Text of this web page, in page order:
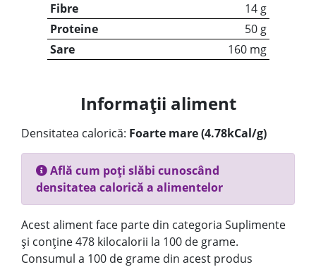
Fibre
14 g
Proteine
50 g
Sare
160 mg
Informații aliment
Densitatea calorică: Foarte mare (4.78kCal/g)
Află cum poți slăbi cunoscând
densitatea calorică a alimentelor
Acest aliment face parte din categoria Suplimente
și conține 478 kilocalorii la 100 de grame.
Consumul a 100 de grame din acest produs